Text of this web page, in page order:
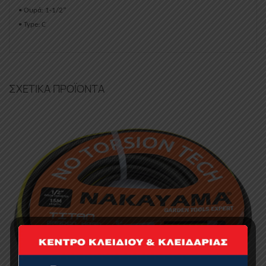
• Ουρά: 1-1/2”
• Type: C
ΣΧΕΤΙΚΆ ΠΡΟΪΌΝΤΑ